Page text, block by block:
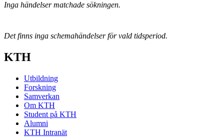
Inga händelser matchade sökningen.
Det finns inga schemahändelser för vald tidsperiod.
KTH
Utbildning
Forskning
Samverkan
Om KTH
Student på KTH
Alumni
KTH Intranät